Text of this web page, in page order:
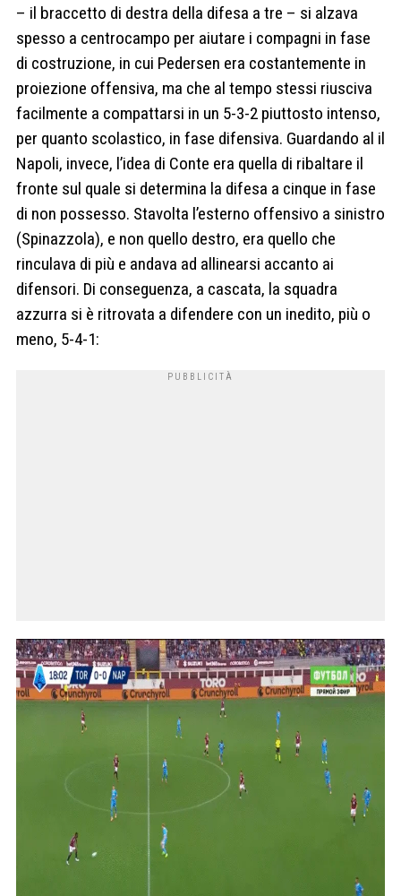
– il braccetto di destra della difesa a tre – si alzava
spesso a centrocampo per aiutare i compagni in fase
di costruzione, in cui Pedersen era costantemente in
proiezione offensiva, ma che al tempo stessi riusciva
facilmente a compattarsi in un 5-3-2 piuttosto intenso,
per quanto scolastico, in fase difensiva. Guardando al il
Napoli, invece, l’idea di Conte era quella di ribaltare il
fronte sul quale si determina la difesa a cinque in fase
di non possesso. Stavolta l’esterno offensivo a sinistro
(Spinazzola), e non quello destro, era quello che
rinculava di più e andava ad allinearsi accanto ai
difensori. Di conseguenza, a cascata, la squadra
azzurra si è ritrovata a difendere con un inedito, più o
meno, 5-4-1: